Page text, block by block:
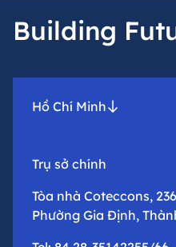
Building
Hồ Chí Minh
Trụ sở chính
Tòa nhà Coteccons,
Phường Gia Định,